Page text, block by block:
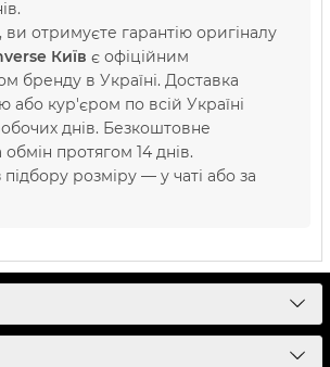
отримуєте гарантію оригіналу
Київ є офіційним
бренду в Україні. Доставка
кур'єром по всій Україні
днів. Безкоштовне
протягом 14 днів.
підбору розміру — у чаті або за